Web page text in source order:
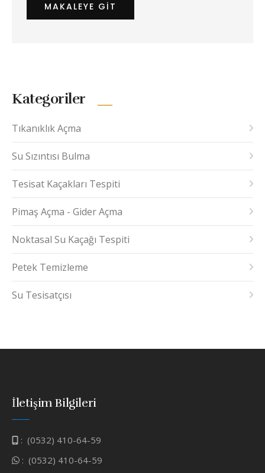
MAKALEYE GIT
Kategoriler
Tıkanıklık Açma
Su Sızıntısı Bulma
Tesisat Kaçakları Tespiti
Pimaş Açma - Gider Açma
Noktasal Su Kaçağı Tespiti
Petek Temizleme
Su Tesisatçısı
İletişim Bilgileri
: (0532) 410-64-59
: (0532) 410-64-59